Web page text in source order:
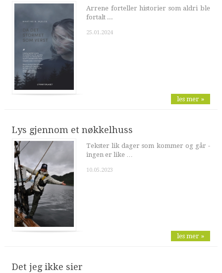
Arrene forteller historier som aldri ble
fortalt ...
25.01.2024
les mer »
Lys gjennom et nøkkelhuss
Tekster lik dager som kommer og går -
ingen er like …
10.05.2023
les mer »
Det jeg ikke sier